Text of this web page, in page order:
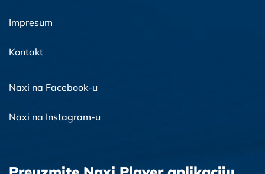
Impresum
Kontakt
Naxi na Facebook-u
Naxi na Instagram-u